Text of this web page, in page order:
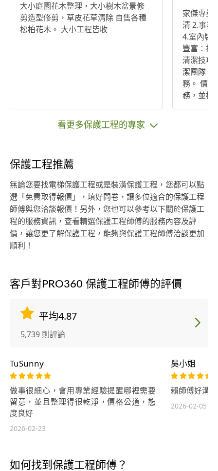
大小庭園花木整理，大小樹木盆景修
剪造型修剪，草皮花草清除 自售各種
松柏花木。 大小工程皆收
家傑專業清潔
清 2.事業廢棄物清運 3.拆除工程承包
4.室內裝潢設計 5.清
豐富：擁
清潔技巧。 專業團隊：擁有專
潔團隊，
務。 價格合理：提供免費現場估價服
務，並根
的報價。 服務周到：提供完善的售後
看更多保護工程的專家
保護工程推薦
無論您要找電梯保護工程或是裝潢保護工程，您都可以點
選「免費取得報價」，填好問卷，讓多位適合的保護工程
師傅與您洽談報價！另外，您也可以參考以下關於保護工
程的服務資訊，查看精選保護工程師傅的服務內容及評
價，讓您更了解保護工程，能夠與保護工程師傅洽談更加
順利！
客戶對PRO360 保護工程師傅的評價
平均4.87
5,739 則評論
TuSunny
做事很細心，會用專業經驗提醒哪裡需要
留意，並且整理得很乾淨，價格公道，態
度良好
2026-02-23
吳小姐
賴師傅好溝
2026-02-05
如何找到保護工程師傅？